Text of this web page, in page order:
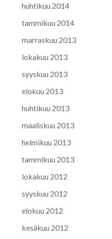
huhtikuu 2014
tammikuu 2014
marraskuu 2013
lokakuu 2013
syyskuu 2013
elokuu 2013
huhtikuu 2013
maaliskuu 2013
helmikuu 2013
tammikuu 2013
lokakuu 2012
syyskuu 2012
elokuu 2012
kesäkuu 2012